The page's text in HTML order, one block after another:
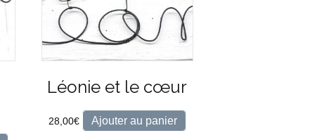
Léonie et le cœur
28,00€ Ajouter au panier